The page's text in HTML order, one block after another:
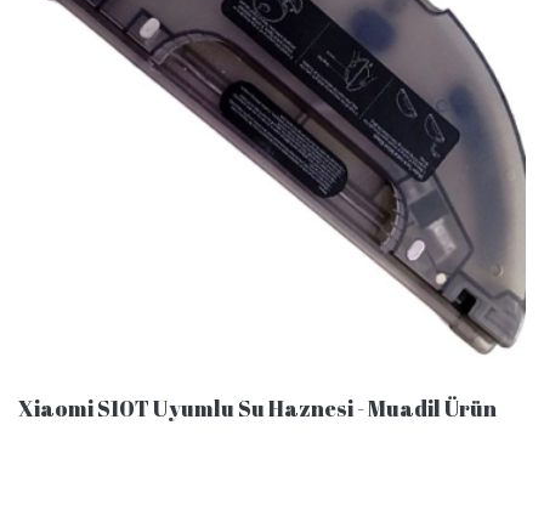
Xiaomi S10T Uyumlu Su Haznesi - Muadil Ürün